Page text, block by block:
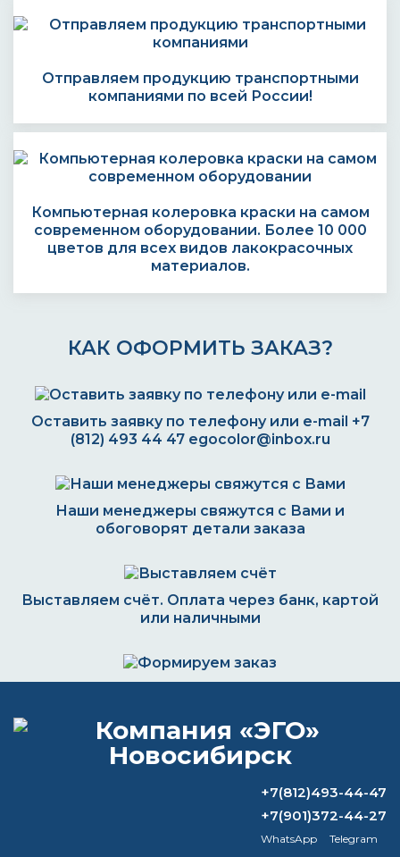
Отправляем продукцию транспортными
компаниями по всей России!
Компьютерная колеровка краски на самом
современном оборудовании. Более 10 000
цветов для всех видов лакокрасочных
материалов.
КАК ОФОРМИТЬ ЗАКАЗ?
Оставить заявку по телефону или e-mail +7
(812) 493 44 47 egocolor@inbox.ru
Наши менеджеры свяжутся с Вами и
обоговорят детали заказа
Выставляем счёт. Оплата через банк, картой
или наличными
ВОПРОС-ОТВЕТ
+7(812)493-44-47
+7(901)372-44-27
WhatsApp Telegram